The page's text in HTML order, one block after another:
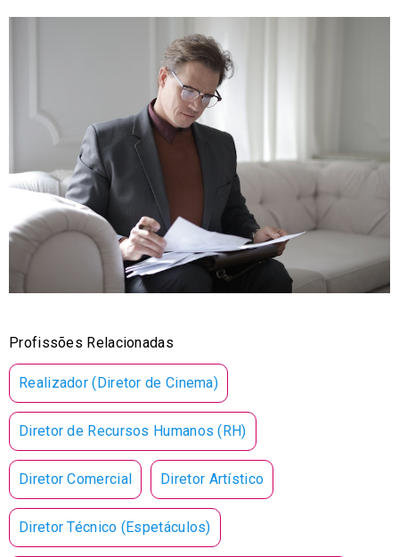
Profissões Relacionadas
Realizador (Diretor de Cinema)
Diretor de Recursos Humanos (RH)
Diretor Comercial Diretor Artístico
Diretor Técnico (Espetáculos)